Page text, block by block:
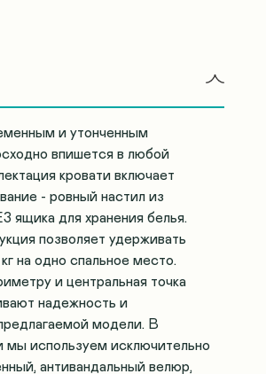
и утонченным
впишется в любой
кровати включает
- ровный настил из
ящика для хранения белья.
позволяет удерживать
на одно спальное место.
и центральная точка
надежность и
модели. В
мы используем исключительно
антивандальный велюр,